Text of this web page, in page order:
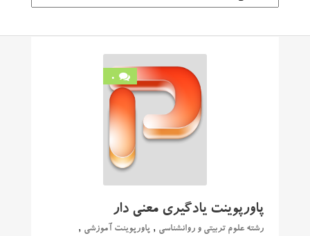
0
پاورپوینت یادگیری معنی دار
رشته علوم تربیتی و روانشناسی , پاورپوینت آموزشی ,